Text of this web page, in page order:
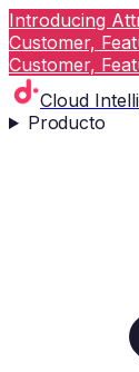
Introducing
Customer,
Customer,
Cloud
Producto